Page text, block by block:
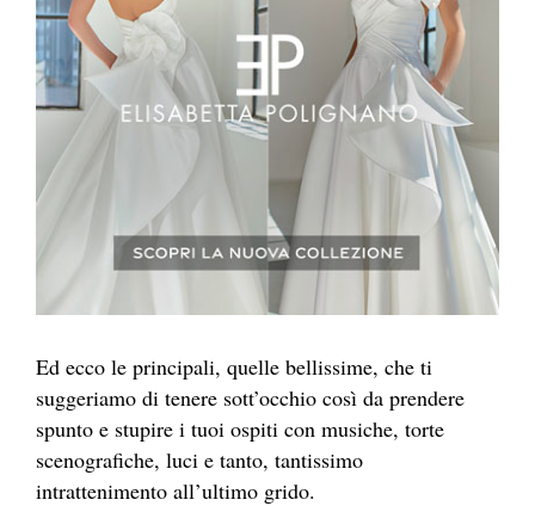
Ed ecco le principali, quelle bellissime, che ti
suggeriamo di tenere sott’occhio così da prendere
spunto e stupire i tuoi ospiti con musiche, torte
scenografiche, luci e tanto, tantissimo
intrattenimento all’ultimo grido.